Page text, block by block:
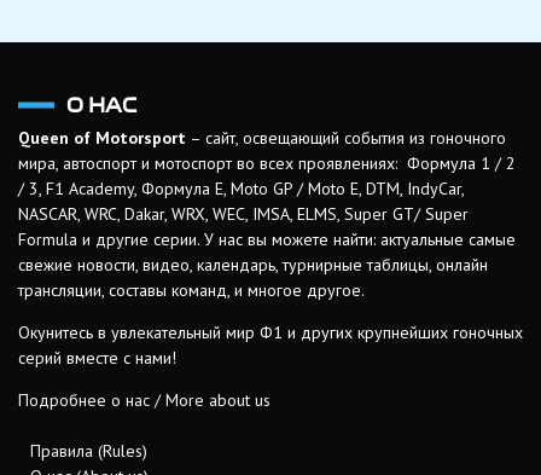
О НАС
Queen of Motorsport – сайт, освещающий события из гоночного
мира, автоспорт и мотоспорт во всех проявлениях: Формула 1 / 2
/ 3, F1 Academy, Формула Е, Moto GP / Moto E, DTM, IndyCar,
NASCAR, WRC, Dakar, WRX, WEC, IMSA, ELMS, Super GT/ Super
Formula и другие серии. У нас вы можете найти: актуальные самые
свежие новости, видео, календарь, турнирные таблицы, онлайн
трансляции, составы команд, и многое другое.
Окунитесь в увлекательный мир Ф1 и других крупнейших гоночных
серий вместе с нами!
Подробнее о нас / More about us
Правила (Rules)